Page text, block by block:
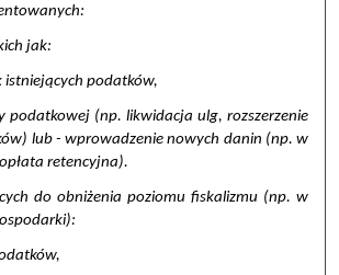
jak:
podatków,
podatkowej (np. likwidacja ulg, rozszerzenie
lub - wprowadzenie nowych danin (np. w
retencyjna).
do obniżenia poziomu fiskalizmu (np. w